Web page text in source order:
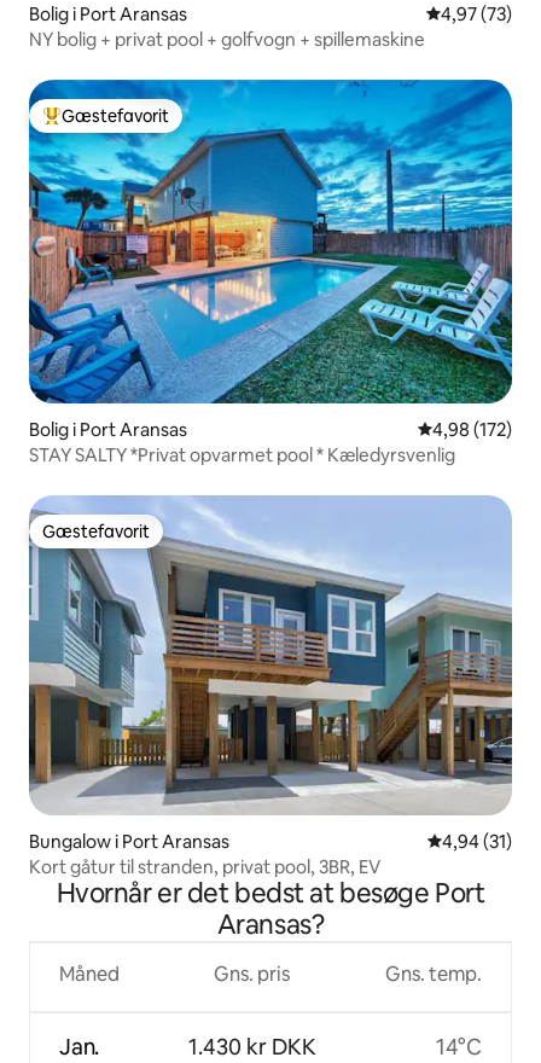
Bolig i Port Aransas 4,97 ud af 5 i
4,97 (73)
NY bolig + privat pool + golfvogn + spillemaskine
Bedste gæstefavorit
Gæstefavorit
Bolig i Port Aransas 4,98 ud af 5 i
4,98 (172)
STAY SALTY *Privat opvarmet pool * Kæledyrsvenlig
Gæstefavorit
Gæstefavorit
Bungalow i Port Aransas 4,94 ud af 5
4,94 (31)
Kort gåtur til stranden, privat pool, 3BR, EV
Hvornår er det bedst at besøge Port
Aransas?
Måned
Jan.
Gns. pris
1.430 kr DKK
Gns. temp.
14°C